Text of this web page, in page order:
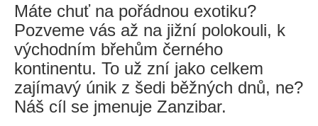
Máte chuť na pořádnou exotiku?
Pozveme vás až na jižní polokouli, k
východním břehům černého
kontinentu. To už zní jako celkem
zajímavý únik z šedi běžných dnů, ne?
Náš cíl se jmenuje Zanzibar.